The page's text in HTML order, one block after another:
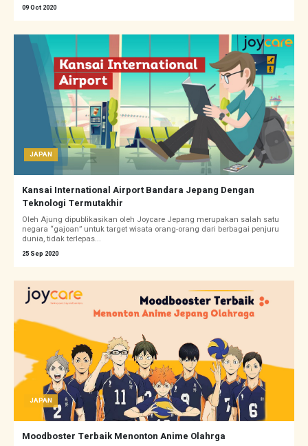
09 Oct 2020
JAPAN
Kansai International Airport Bandara Jepang Dengan
Teknologi Termutakhir
Oleh Ajung dipublikasikan oleh Joycare Jepang merupakan salah satu
negara “gajoan” untuk target wisata orang-orang dari berbagai penjuru
dunia, tidak terlepas...
25 Sep 2020
JAPAN
Moodboster Terbaik Menonton Anime Olahrga